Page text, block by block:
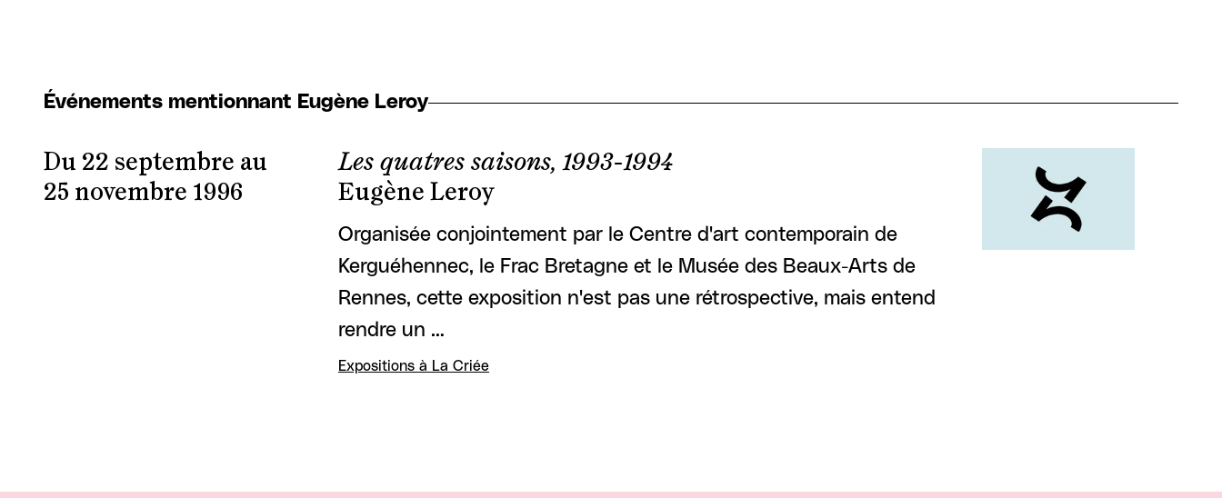
Événements mentionnant Eugène Leroy
Les quatres saisons, 1993-1994
Eugène Leroy
Du 22 septembre au
25 novembre 1996
Organisée conjointement par le Centre d'art contemporain de
Kerguéhennec, le Frac Bretagne et le Musée des Beaux-Arts de
Rennes, cette exposition n'est pas une rétrospective, mais entend
rendre un …
Expositions à La Criée